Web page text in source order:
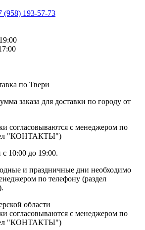
(958) 193-57-73
по Твери
заказа для доставки по городу от
согласовываются с менеджером по
"КОНТАКТЫ")
10:00 до 19:00.
и праздничные дни необходимо
по телефону (раздел
области
согласовываются с менеджером по
"КОНТАКТЫ")